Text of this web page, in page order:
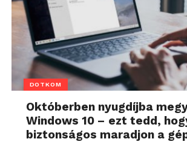
DOTKOM
Októberben nyugdíjba
Windows 10 – ezt tedd,
biztonságos maradjon a